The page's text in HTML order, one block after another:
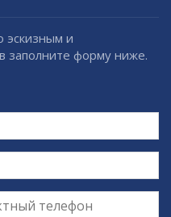
эскизным и
заполните форму ниже.